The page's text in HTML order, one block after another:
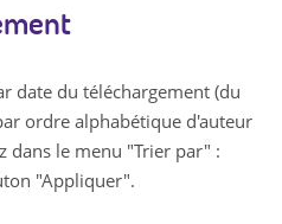
date du téléchargement (du
ordre alphabétique d'auteur
dans le menu "Trier par" :
"Appliquer".